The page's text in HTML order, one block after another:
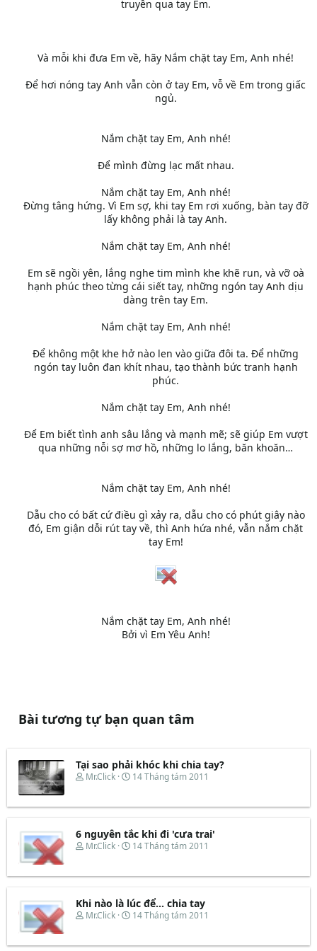
truyền qua tay Em.
Và mỗi khi đưa Em về, hãy Nắm chặt tay Em, Anh nhé!
Để hơi nóng tay Anh vẫn còn ở tay Em, vỗ về Em trong giấc
ngủ.
Nắm chặt tay Em, Anh nhé!
Để mình đừng lạc mất nhau.
Nắm chặt tay Em, Anh nhé!
Đừng tâng hứng. Vì Em sợ, khi tay Em rơi xuống, bàn tay đỡ
lấy không phải là tay Anh.
Nắm chặt tay Em, Anh nhé!
Em sẽ ngồi yên, lắng nghe tim mình khe khẽ run, và vỡ oà
hạnh phúc theo từng cái siết tay, những ngón tay Anh dịu
dàng trên tay Em.
Nắm chặt tay Em, Anh nhé!
Để không một khe hở nào len vào giữa đôi ta. Để những
ngón tay luôn đan khít nhau, tạo thành bức tranh hạnh
phúc.
Nắm chặt tay Em, Anh nhé!
Để Em biết tình anh sâu lắng và mạnh mẽ; sẽ giúp Em vượt
qua những nỗi sợ mơ hồ, những lo lắng, băn khoăn…
Nắm chặt tay Em, Anh nhé!
Dẫu cho có bất cứ điều gì xảy ra, dẫu cho có phút giây nào
đó, Em giận dỗi rút tay về, thì Anh hứa nhé, vẫn nắm chặt
tay Em!
Nắm chặt tay Em, Anh nhé!
Bởi vì Em Yêu Anh!
Bài tương tự bạn quan tâm
Tại sao phải khóc khi chia tay?
T
e
d
s
r
e
r
Mr.Click
N
y
ắ
t
u
14 Tháng tám 2011
6 nguyên tắc khi đi 'cưa trai'
T
e
d
s
r
Mr.Click
N
y
ắ
t
u
14 Tháng tám 2011
Khi nào là lúc để... chia tay
T
Mr.Click
N
14 Tháng tám 2011